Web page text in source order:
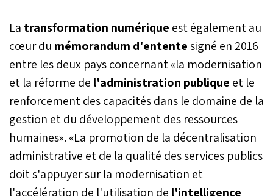
La transformation numérique est également au
cœur du mémorandum d'ententesigné en 2016
entre les deux pays concernant «la modernisation
et la réforme de l'administration publique et le
renforcement des capacités dans le domaine de la
gestion et du développement des ressources
humaines». «La promotion de la décentralisation
administrative et de la qualité des services publics
doit s'appuyer sur la modernisation et
l'accélération de l'utilisation de l'intelligence